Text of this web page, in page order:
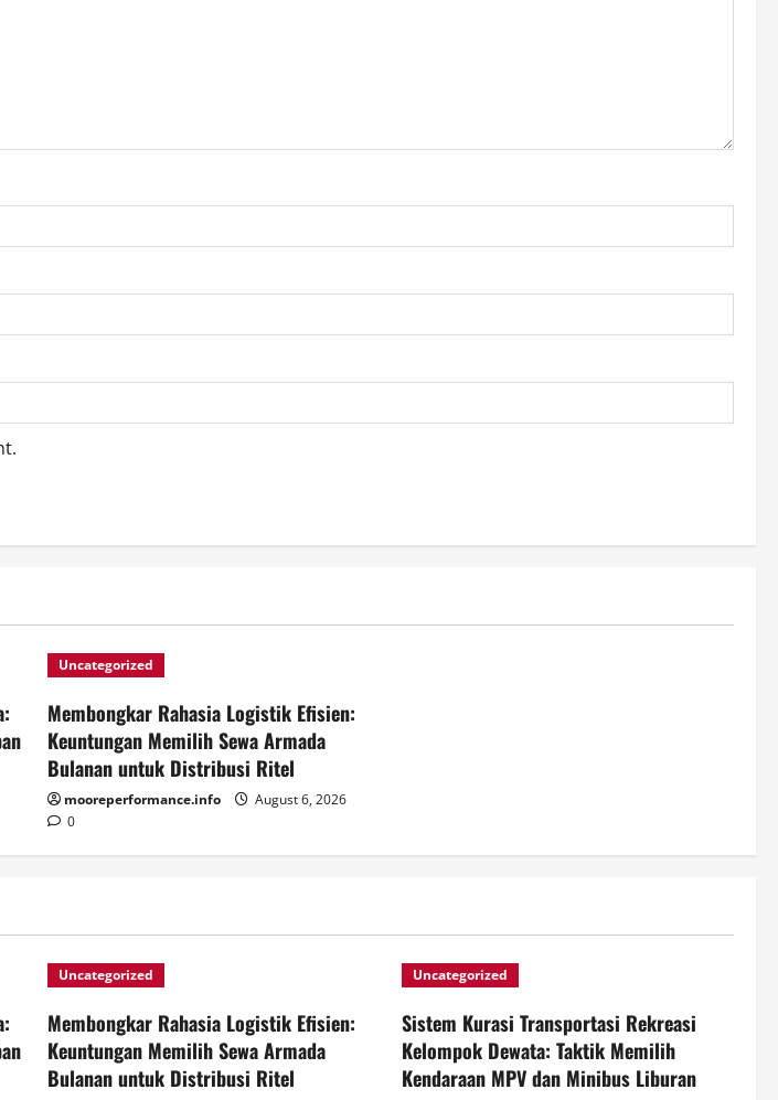
Uncategorized
Membongkar Rahasia Logistik Efisien:
Keuntungan Memilih Sewa Armada
Bulanan untuk Distribusi Ritel
mooreperformance.info
August 6, 2026
0
Uncategorized
Membongkar Rahasia Logistik Efisien:
Keuntungan Memilih Sewa Armada
Bulanan untuk Distribusi Ritel
Uncategorized
Sistem Kurasi Transportasi Rekreasi
Kelompok Dewata: Taktik Memilih
Kendaraan MPV dan Minibus Liburan